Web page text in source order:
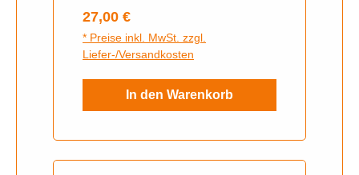
hkennung TTVerstärkt
(Reinforced) NeinReifenart So
mmerreifen
Regulärer Preis:
27,00 €
* Preise inkl. MwSt. zzgl.
Liefer-/Versandkosten
In den Warenkorb